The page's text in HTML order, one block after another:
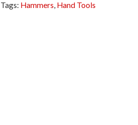
Tags: Hammers, Hand Tools